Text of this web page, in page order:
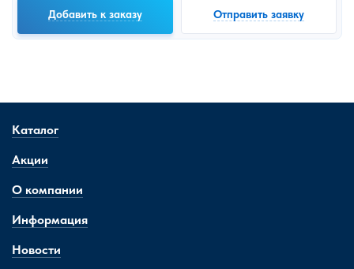
Добавить к заказу Отправить заявку
Каталог
Акции
О компании
Информация
Новости